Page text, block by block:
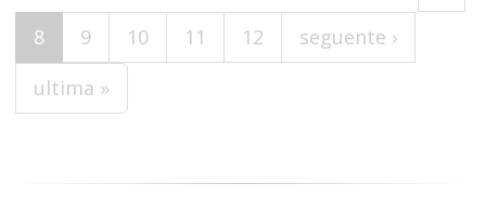
8
9 10 11 12
seguente ›
ultima »